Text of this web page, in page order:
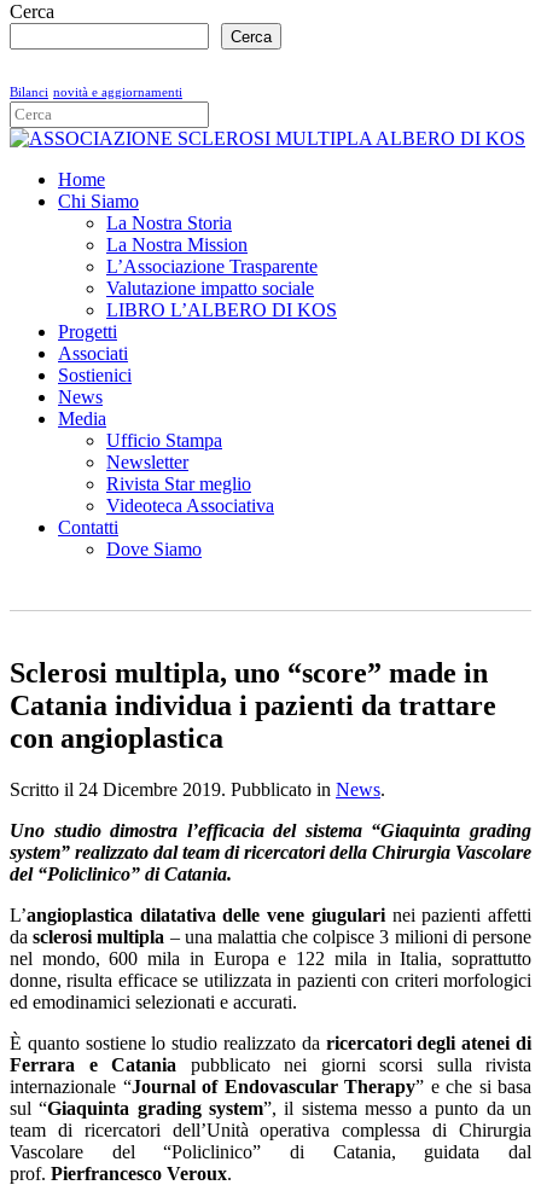
Cerca
Cerca
Bilanci novità e aggiornamenti
Home
Chi Siamo
La Nostra Storia
La Nostra Mission
L’Associazione Trasparente
Valutazione impatto sociale
LIBRO L’ALBERO DI KOS
Progetti
Associati
Sostienici
News
Media
Ufficio Stampa
Newsletter
Rivista Star meglio
Videoteca Associativa
Contatti
Dove Siamo
Sclerosi multipla, uno “score” made in
Catania individua i pazienti da trattare
con angioplastica
Scritto il 24 Dicembre 2019. Pubblicato in News.
Uno studio dimostra l’efficacia del sistema “Giaquinta grading
system” realizzato dal team di ricercatori della Chirurgia Vascolare
del “Policlinico” di Catania.
L’angioplastica dilatativa delle vene giugulari nei pazienti affetti
dasclerosi multipla – una malattia che colpisce 3 milioni di persone
nel mondo, 600 mila in Europa e 122 mila in Italia, soprattutto
donne, risulta efficace se utilizzata in pazienti con criteri morfologici
ed emodinamici selezionati e accurati.
È quanto sostiene lo studio realizzato da ricercatori degli atenei di
Ferrara e Catania pubblicato nei giorni scorsi sulla rivista
internazionale “Journal of Endovascular Therapy” e che si basa
sul “Giaquinta grading system”, il sistema messo a punto da un
team di ricercatori dell’Unità operativa complessa di Chirurgia
Vascolare del “Policlinico” di Catania, guidata dal
prof. Pierfrancesco Veroux.